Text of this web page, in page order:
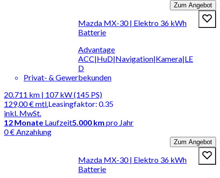
Zum Angebot
Mazda MX-30 | Elektro 36 kWh
Batterie
Advantage
ACC|HuD|Navigation|Kamera|LE
D
Privat- & Gewerbekunden
20.711 km | 107 kW (145 PS)
129,00 €mtl.
inkl. MwSt.
Leasingfaktor: 0.35
12 Monate Laufzeit5.000 km pro Jahr
0 € Anzahlung
Zum Angebot
Mazda MX-30 | Elektro 36 kWh
Batterie